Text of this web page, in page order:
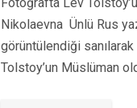
Nikolaevna Ünlü Rus
görüntülendiği
Tolstoy’un Müslüman